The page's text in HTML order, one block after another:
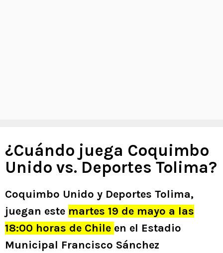
¿Cuándo juega Coquimbo
Unido vs. Deportes Tolima?
Coquimbo Unido y Deportes Tolima,
juegan este martes 19 de mayo a las
18:00 horas de Chile en el Estadio
Municipal Francisco Sánchez